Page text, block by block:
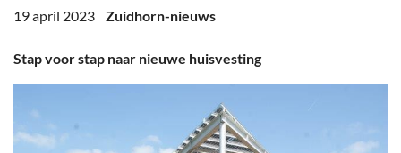
Bedrijven
Prikbord & Aanbiedingen
Plaats bericht
19 april 2023 Zuidhorn-nieuws
Stap voor stap naar nieuwe huisvesting